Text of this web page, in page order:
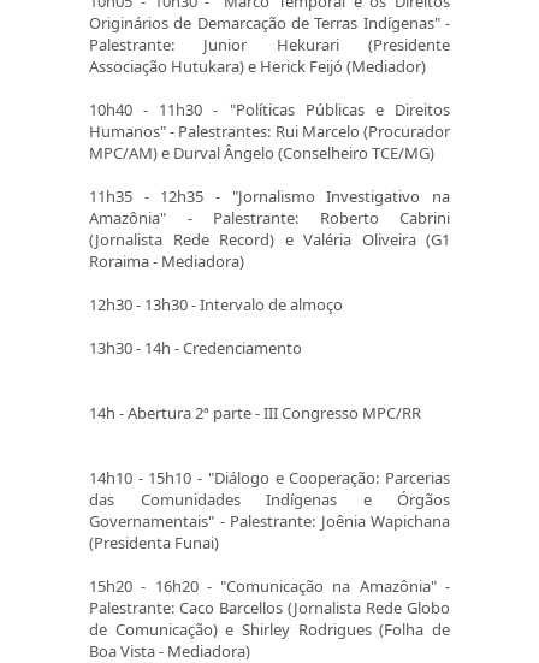
Originários de Demarcação de Terras Indígenas" -
Palestrante: Junior Hekurari (Presidente
Associação Hutukara) e Herick Feijó (Mediador)
10h40 - 11h30 - "Políticas Públicas e Direitos
Humanos" - Palestrantes: Rui Marcelo (Procurador
MPC/AM) e Durval Ângelo (Conselheiro TCE/MG)
11h35 - 12h35 - "Jornalismo Investigativo na
Amazônia" - Palestrante: Roberto Cabrini
(Jornalista Rede Record) e Valéria Oliveira (G1
Roraima - Mediadora)
12h30 - 13h30 - Intervalo de almoço
13h30 - 14h - Credenciamento
14h - Abertura 2ª parte - III Congresso MPC/RR
14h10 - 15h10 - "Diálogo e Cooperação: Parcerias
das Comunidades Indígenas e Órgãos
Governamentais" - Palestrante: Joênia Wapichana
(Presidenta Funai)
15h20 - 16h20 - "Comunicação na Amazônia" -
Palestrante: Caco Barcellos (Jornalista Rede Globo
de Comunicação) e Shirley Rodrigues (Folha de
Boa Vista - Mediadora)